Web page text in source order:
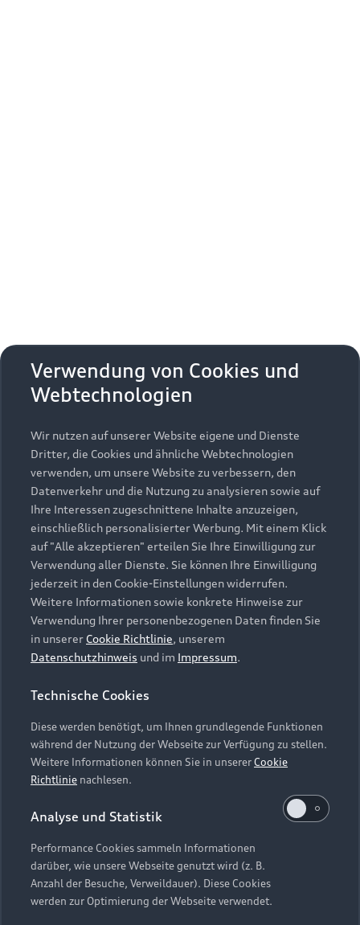
Zurück nach oben
Modelle
Alle Modelle
Modelle vergleichen
Elektromodelle
Plug-in-Hybride
Kaufen & leasen
Neuwagensuche
Gebrauchtwagensuche
Gebrauchtwagen
Finanzierung
Aktionen & Angebote
Geschäftskunden
Service & Zubehör
Saisonale Angebote
Audi Services
Garantie
Audi digital services
myAudi
Support
Kundenservice
Händlersuche
Audi Code
Online-Terminvereinbarung
Servicekontakt
Vertrag widerrufen
Über Audi
Unternehmen
Karriere
Investor Relations
Presse & Media Center
Datenschutz
Audi erleben
Newsletter
Impressum Rechtliches
Hinweisgebersystem
Datenschutzinformation
Cookie-Einstellungen
Cookie-Richtlinie
Barrierefreiheit
Hinweis: Die aktuelle Darstellung und Anordnung der
Embleme am Fahrzeug bei allen Abbildungen auf dieser
Webseite kann abweichen.
Verwendung von Cookies und
Webtechnologien
Wir nutzen auf unserer Website eigene und Dienste
Dritter, die Cookies und ähnliche Webtechnologien
verwenden, um unsere Website zu verbessern, den
Datenverkehr und die Nutzung zu analysieren sowie auf
Ihre Interessen zugeschnittene Inhalte anzuzeigen,
einschließlich personalisierter Werbung. Mit einem Klick
auf "Alle akzeptieren" erteilen Sie Ihre Einwilligung zur
Verwendung aller Dienste. Sie können Ihre Einwilligung
jederzeit in den Cookie-Einstellungen widerrufen.
Weitere Informationen sowie konkrete Hinweise zur
Verwendung Ihrer personenbezogenen Daten finden Sie
in unserer Cookie Richtlinie, unserem
Datenschutzhinweis und im Impressum.
Technische Cookies
Diese werden benötigt, um Ihnen grundlegende Funktionen
während der Nutzung der Webseite zur Verfügung zu stellen.
Weitere Informationen können Sie in unsererCookie
Richtlinie nachlesen.
Analyse und Statistik
Performance Cookies sammeln Informationen
darüber, wie unsere Webseite genutzt wird (z. B.
Anzahl der Besuche, Verweildauer). Diese Cookies
werden zur Optimierung der Webseite verwendet.